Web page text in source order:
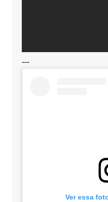
---
Ver essa